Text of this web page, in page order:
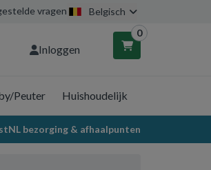
vragen Belgisch
Inloggen
0
Peuter Huishoudelijk
bezorging & afhaalpunten